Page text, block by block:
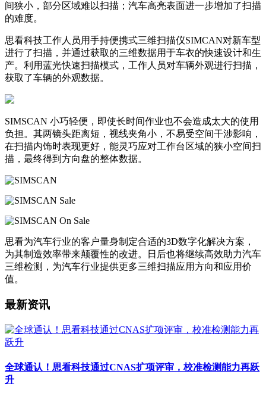
间狭小，部分区域难以扫描；汽车高亮表面进一步增加了扫描
的难度。
思看科技工作人员用手持便携式三维扫描仪SIMCAN对新车型
进行了扫描，并通过获取的三维数据用于车衣的快速设计和生
产。利用蓝光快速扫描模式，工作人员对车辆外观进行扫描，
获取了车辆的外观数据。
SIMSCAN 小巧轻便，即使长时间作业也不会造成太大的使用
负担。其两镜头距离短，视线夹角小，不易受空间干涉影响，
在扫描内饰时表现更好，能灵巧应对工作台区域的狭小空间扫
描，最终得到方向盘的整体数据。
思看为汽车行业的客户量身制定合适的3D数字化解决方案，
为其制造效率带来颠覆性的改进。日后也将继续高效助力汽车
三维检测，为汽车行业提供更多三维扫描应用方向和应用价
值。
最新资讯
全球通认！思看科技通过CNAS扩项评审，校准检测能力再跃
升